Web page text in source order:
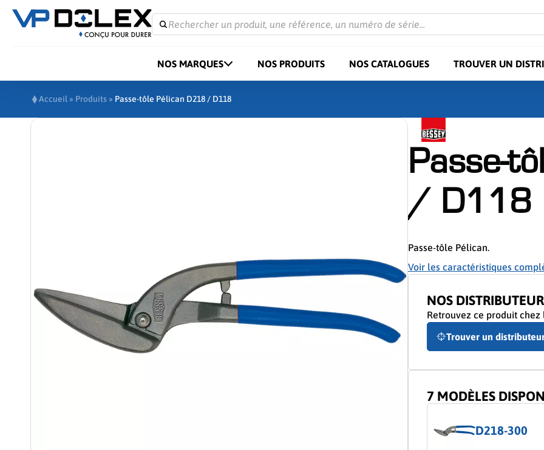
Rechercher un produit, une référence, un numéro de série...
NOS MARQUES NOS PRODUITS NOS CATALOGUES TROUVER UN
Accueil » Produits » Passe-tôle Pélican D218 / D118
Passe-
/ D118
Passe-tôle Pélican.
Voir les caractéristiques
NOS
Retrouvez ce produit
Trouver un
7 MODÈLES
D218-300